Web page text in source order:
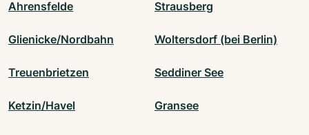
Ahrensfelde Strausberg
Glienicke/Nordbahn Woltersdorf (bei Berlin)
Treuenbrietzen Seddiner See
Ketzin/Havel Gransee